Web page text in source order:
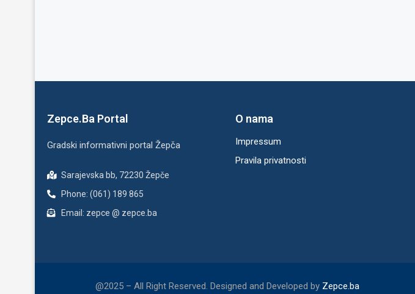
Zepce.Ba Portal
Gradski informativni portal Žepča
Sarajevska bb, 72230 Žepče
Phone: (061) 189 865
Email: zepce @ zepce.ba
O nama
Impressum
Pravila privatnosti
@2025 – All Right Reserved. Designed and Developed by Zepce.ba